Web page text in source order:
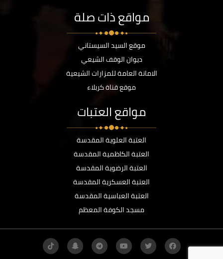
مواقع ذات صلة
موقع السيد السيستاني
ديوان الوقف الشيعي
الامانة العامة للمزارات الشيعية
موقع قناة كربلاء
مواقع العتبات
العتبة العلوية المقدسة
العتبة الكاظمية المقدسة
العتبة الرضوية المقدسة
العتبة العسكرية المقدسة
العتبة العباسية المقدسة
مسجد الكوفة المعظم